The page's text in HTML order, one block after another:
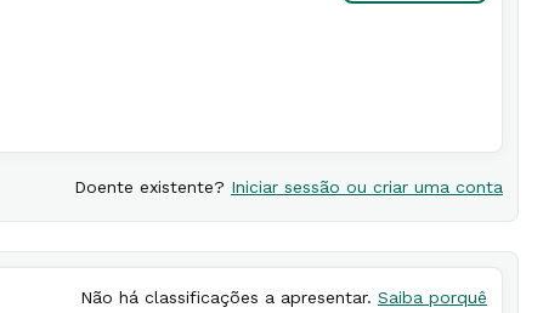
Doente existente? Iniciar sessão ou criar uma conta
Não há classificações a apresentar. Saiba porquê